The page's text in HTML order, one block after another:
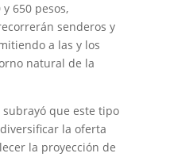
650 pesos,
senderos y
a las y los
natural de la
que este tipo
la oferta
la proyección de